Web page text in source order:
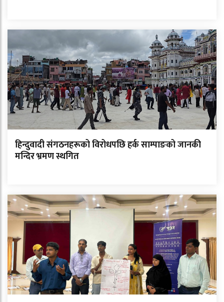
हिन्दुवादी संगठनहरूको विरोधपछि हर्क साम्पाङको जानकी
मन्दिर भ्रमण स्थगित